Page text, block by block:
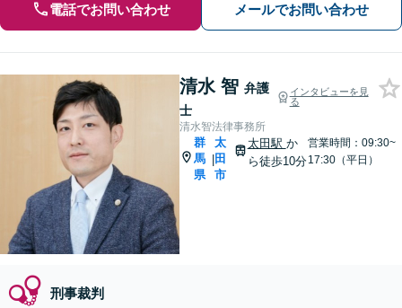
電話でお問い合わせ メールでお問い合わせ
清水 智 弁護
士
インタビューを見
る
清水智法律事務所
群
馬
県
|
太
田
市
太田駅 か
ら徒歩10分
営業時間：09:30~
17:30（平日）
刑事裁判